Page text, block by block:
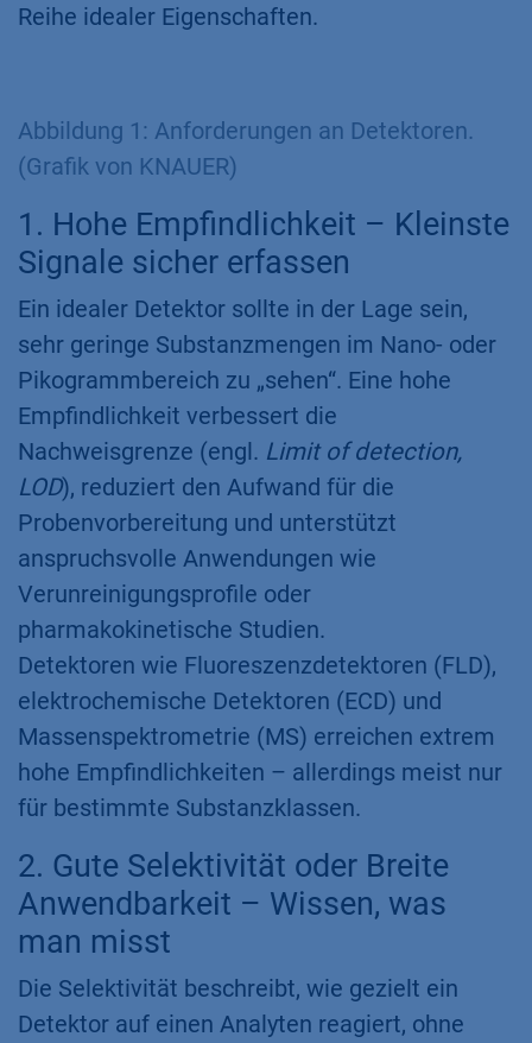
Reihe idealer Eigenschaften.
Abbildung 1: Anforderungen an Detektoren.
(Grafik von KNAUER)
1. Hohe Empfindlichkeit – Kleinste
Signale sicher erfassen
Ein idealer Detektor sollte in der Lage sein,
sehr geringe Substanzmengen im Nano- oder
Pikogrammbereich zu „sehen“. Eine hohe
Empfindlichkeit verbessert die
Nachweisgrenze (engl. Limit of detection,
LOD), reduziert den Aufwand für die
Probenvorbereitung und unterstützt
anspruchsvolle Anwendungen wie
Verunreinigungsprofile oder
pharmakokinetische Studien.
Detektoren wie Fluoreszenzdetektoren (FLD),
elektrochemische Detektoren (ECD) und
Massenspektrometrie (MS) erreichen extrem
hohe Empfindlichkeiten – allerdings meist nur
für bestimmte Substanzklassen.
2. Gute Selektivität oder Breite
Anwendbarkeit – Wissen, was
man misst
Die Selektivität beschreibt, wie gezielt ein
Detektor auf einen Analyten reagiert, ohne